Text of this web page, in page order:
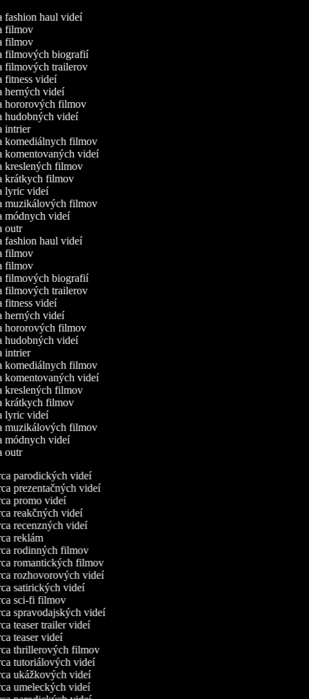
fashion haul videí
filmov
filmov
filmových biografií
filmových trailerov
fitness videí
herných videí
hororových filmov
hudobných videí
intrier
komediálnych filmov
komentovaných videí
kreslených filmov
krátkych filmov
lyric videí
muzikálových filmov
módnych videí
outr
fashion haul videí
filmov
filmov
filmových biografií
filmových trailerov
fitness videí
herných videí
hororových filmov
hudobných videí
intrier
komediálnych filmov
komentovaných videí
kreslených filmov
krátkych filmov
lyric videí
muzikálových filmov
módnych videí
outr
parodických videí
prezentačných videí
promo videí
reakčných videí
recenzných videí
reklám
rodinných filmov
romantických filmov
rozhovorových videí
satirických videí
sci-fi filmov
spravodajských videí
teaser trailer videí
teaser videí
thrillerových filmov
tutoriálových videí
ukážkových videí
umeleckých videí